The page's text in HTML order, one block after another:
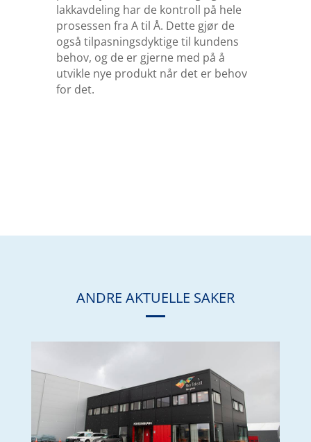
lakkavdeling har de kontroll på hele
prosessen fra A til Å. Dette gjør de
også tilpasningsdyktige til kundens
behov, og de er gjerne med på å
utvikle nye produkt når det er behov
for det.
ANDRE AKTUELLE SAKER